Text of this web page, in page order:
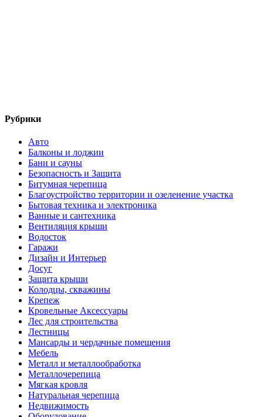
Рубрики
Авто
Балконы и лоджии
Бани и сауны
Безопасность и Защита
Битумная черепица
Благоустройство территории и озеленение участка
Бытовая техника и электроника
Ванные и сантехника
Вентиляция крыши
Водосток
Гаражи
Дизайн и Интерьер
Досуг
Защита крыши
Колодцы, скважины
Крепеж
Кровельные Аксессуары
Лес для строительства
Лестницы
Мансарды и чердачные помещения
Мебель
Металл и металлообработка
Металлочерепица
Мягкая кровля
Натуральная черепица
Недвижимость